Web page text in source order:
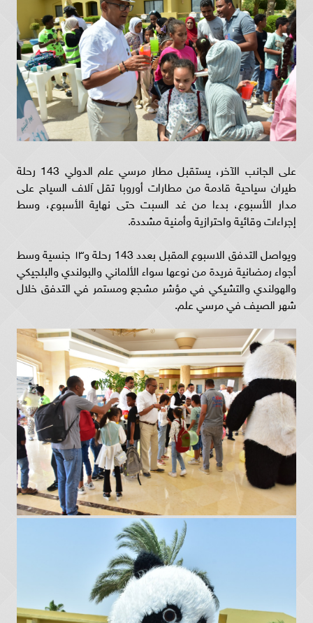
على الجانب الآخر، يستقبل مطار مرسي علم الدولي 143 رحلة
طيران سياحية قادمة من مطارات أوروبا تقل آلاف السياح على
مدار الأسبوع، بدءا من غد السبت حتى نهاية الأسبوع، وسط
إجراءات وقائية واحترازية وأمنية مشددة.
ويواصل التدفق الاسبوع المقبل بعدد 143 رحلة و١٣ جنسية وسط
أجواء رمضانية فريدة من نوعها سواء الألماني والبولندي والبلجيكي
والهولندي والتشيكي في مؤشر مشجع ومستمر في التدفق خلال
شهر الصيف في مرسي علم.